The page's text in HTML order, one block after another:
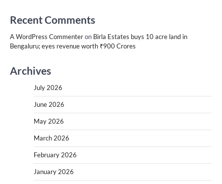
Recent Comments
A WordPress Commenteron Birla Estates buys 10 acre land in
Bengaluru; eyes revenue worth ₹900 Crores
Archives
July 2026
June 2026
May 2026
March 2026
February 2026
January 2026